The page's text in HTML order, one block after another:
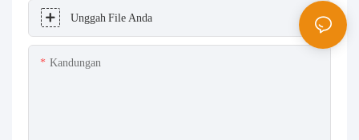
Unggah File Anda
Kandungan